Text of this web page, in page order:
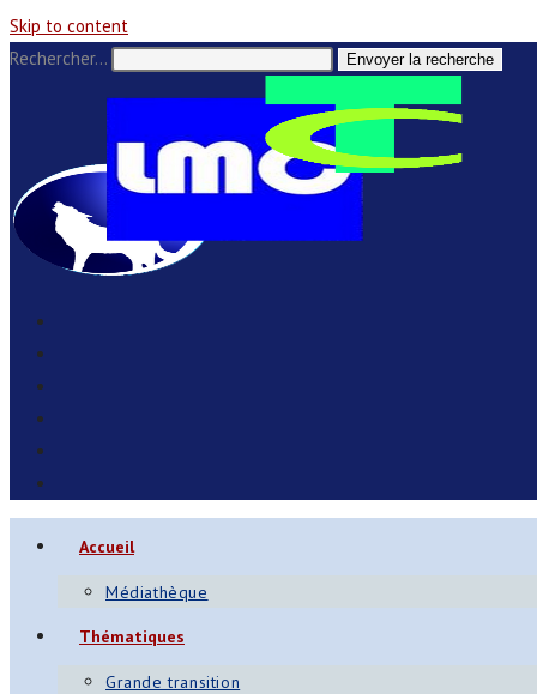
Skip to content
Rechercher…
Envoyer la recherche
Accueil
Médiathèque
Thématiques
Grande transition